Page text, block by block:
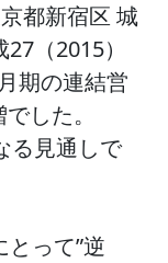
都新宿区 城
（2015）
期の連結営
した。
る見通しで
って”逆